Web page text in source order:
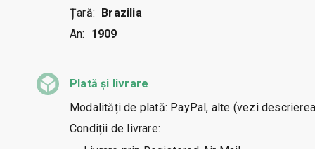
Țară:
Brazilia
An:
1909
Plată și livrare
Modalități de plată: PayPal, alte (vezi
Condiții de livrare: